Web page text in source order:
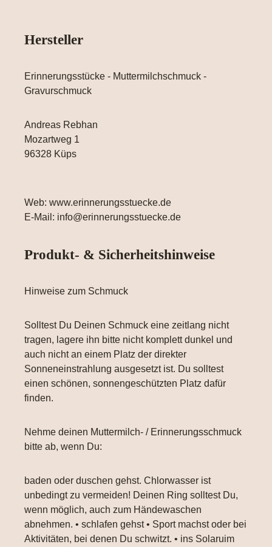
Hersteller
Erinnerungsstücke - Muttermilchschmuck -
Gravurschmuck
Andreas Rebhan
Mozartweg 1
96328 Küps
Web: www.erinnerungsstuecke.de
E-Mail: info@erinnerungsstuecke.de
Produkt- & Sicherheitshinweise
Hinweise zum Schmuck
Solltest Du Deinen Schmuck eine zeitlang nicht
tragen, lagere ihn bitte nicht komplett dunkel und
auch nicht an einem Platz der direkter
Sonneneinstrahlung ausgesetzt ist. Du solltest
einen schönen, sonnengeschützten Platz dafür
finden.
Nehme deinen Muttermilch- / Erinnerungsschmuck
bitte ab, wenn Du:
baden oder duschen gehst. Chlorwasser ist
unbedingt zu vermeiden! Deinen Ring solltest Du,
wenn möglich, auch zum Händewaschen
abnehmen. • schlafen gehst • Sport machst oder bei
Aktivitäten, bei denen Du schwitzt. • ins Solaruim